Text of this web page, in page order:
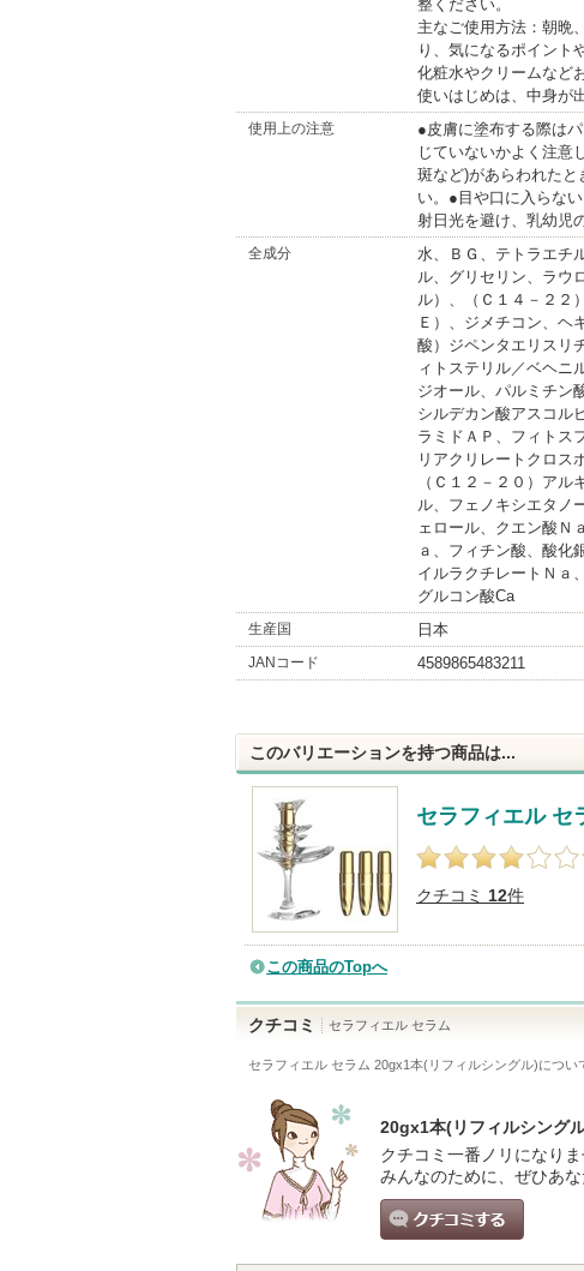
整ください。
主なご使用方法：朝晩
り、気になるポイント
化粧水やクリームなど
使いはじめは、中身が
使用上の注意
●皮膚に塗布する際は
じていないかよく注意
斑など)があらわれたと
い。●目や口に入らな
射日光を避け、乳幼児
全成分
水、ＢＧ、テトラエチ
ル、グリセリン、ラウ
ル）、（Ｃ１４－２２
Ｅ）、ジメチコン、ヘ
酸）ジペンタエリスリ
ィトステリル／ベヘニ
ジオール、パルミチン
シルデカン酸アスコル
ラミドＡＰ、フィトス
リアクリレートクロス
（Ｃ１２－２０）ア
ル、フェノキシエタノ
ェロール、クエン酸Ｎ
ａ、フィチン酸、酸化
イルラクチレートＮａ
グルコン酸Ca
生産国 日本
JANコード 4589865483211
このバリエーションを持つ商品は...
セラフィエル セ
クチコミ 12件
この商品のTopへ
クチコミ セラフィエル セラム
セラフィエル セラム 20gx1本(リフィルシングル)につい
20gx1本(リフィルシング
クチコミ一番ノリになりま
みんなのために、ぜひあ